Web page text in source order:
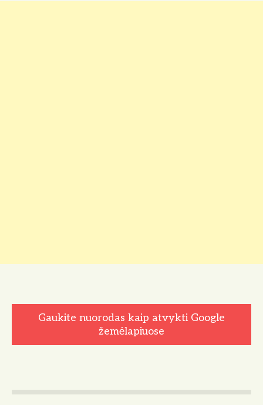
Gaukite nuorodas kaip atvykti Google
žemėlapiuose